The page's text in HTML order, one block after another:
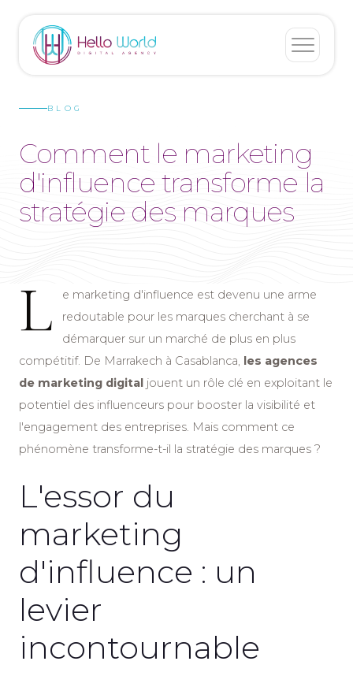
BLOG
Comment le marketing
d'influence transforme la
stratégie des marques
L
e marketing d'influence est devenu une arme
redoutable pour les marques cherchant à se
démarquer sur un marché de plus en plus
compétitif. De Marrakech à Casablanca, les agences
de marketing digital jouent un rôle clé en exploitant le
potentiel des influenceurs pour booster la visibilité et
l'engagement des entreprises. Mais comment ce
phénomène transforme-t-il la stratégie des marques ?
L'essor du
marketing
d'influence : un
levier
incontournable